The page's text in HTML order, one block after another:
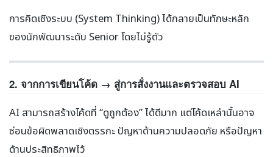
การคิดเชิงระบบ (System Thinking) ได้กลายเป็นทักษะหลัก
ของนักพัฒนาระดับ Senior โดยไม่รู้ตัว
2. จากการเขียนโค้ด → สู่การสั่งงานและตรวจสอบ AI
AI สามารถสร้างโค้ดที่ “ดูถูกต้อง” ได้ดีมาก แต่โค้ดเหล่านั้นอาจ
ซ่อนข้อผิดพลาดเชิงตรรกะ ปัญหาด้านความปลอดภัย หรือปัญหา
ด้านประสิทธิภาพไว้